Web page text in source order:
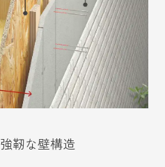
強靭な壁構造